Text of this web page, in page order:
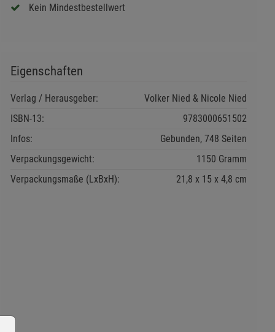
Kein Mindestbestellwert
Eigenschaften
Verlag / Herausgeber:
Volker Nied & Nicole Nied
ISBN-13:
9783000651502
Infos:
Gebunden, 748 Seiten
Verpackungsgewicht:
1150 Gramm
Verpackungsmaße (LxBxH):
21,8 15 4,8 cm